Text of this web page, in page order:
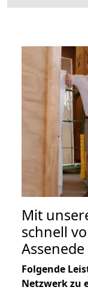
Mit
schnell
Folgende
Netzwerk zu